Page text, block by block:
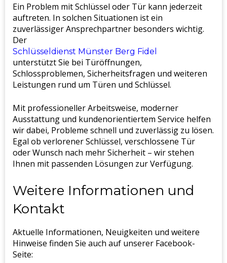
Ein Problem mit Schlüssel oder Tür kann jederzeit
auftreten. In solchen Situationen ist ein
zuverlässiger Ansprechpartner besonders wichtig.
Der
Schlüsseldienst Münster Berg Fidel
unterstützt Sie bei Türöffnungen,
Schlossproblemen, Sicherheitsfragen und weiteren
Leistungen rund um Türen und Schlüssel.
Mit professioneller Arbeitsweise, moderner
Ausstattung und kundenorientiertem Service helfen
wir dabei, Probleme schnell und zuverlässig zu lösen.
Egal ob verlorener Schlüssel, verschlossene Tür
oder Wunsch nach mehr Sicherheit – wir stehen
Ihnen mit passenden Lösungen zur Verfügung.
Weitere Informationen und
Kontakt
Aktuelle Informationen, Neuigkeiten und weitere
Hinweise finden Sie auch auf unserer Facebook-
Seite: